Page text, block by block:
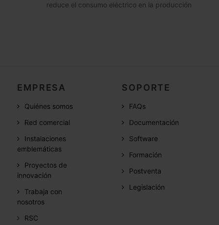
reduce el consumo eléctrico en la producción
EMPRESA
Quiénes somos
Red comercial
Instalaciones
emblemáticas
Proyectos de
innovación
Trabaja con
nosotros
RSC
SOPORTE
FAQs
Documentación
Software
Formación
Postventa
Legislación